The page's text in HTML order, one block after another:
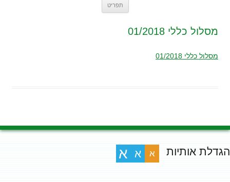
תפריט
מסלול כללי 01/2018
מסלול כללי 01/2018
הגדלת אותיות א א א